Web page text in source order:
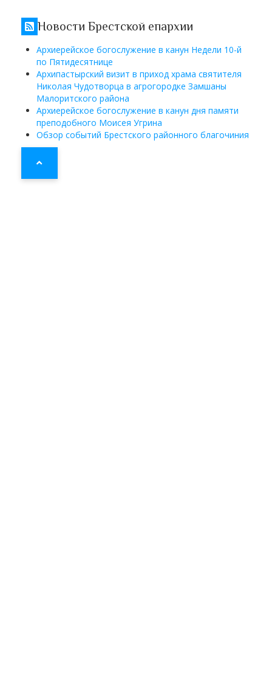
Новости Брестской епархии
Архиерейское богослужение в канун Недели 10-й
по Пятидесятнице
Архипастырский визит в приход храма святителя
Николая Чудотворца в агрогородке Замшаны
Малоритского района
Архиерейское богослужение в канун дня памяти
преподобного Моисея Угрина
Обзор событий Брестского районного благочиния